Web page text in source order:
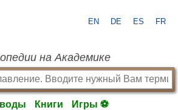
EN DE ES FR
на Академике
Книги Игры ⚽